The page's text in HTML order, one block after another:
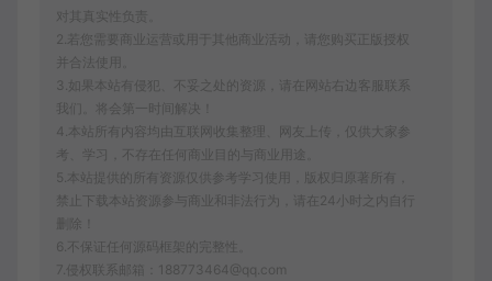
对其真实性负责。
2.若您需要商业运营或用于其他商业活动，请您购买正版授权
并合法使用。
3.如果本站有侵犯、不妥之处的资源，请在网站右边客服联系
我们。将会第一时间解决！
4.本站所有内容均由互联网收集整理、网友上传，仅供大家参
考、学习，不存在任何商业目的与商业用途。
5.本站提供的所有资源仅供参考学习使用，版权归原著所有，
禁止下载本站资源参与商业和非法行为，请在24小时之内自行
删除！
6.不保证任何源码框架的完整性。
7.侵权联系邮箱：188773464@qq.com